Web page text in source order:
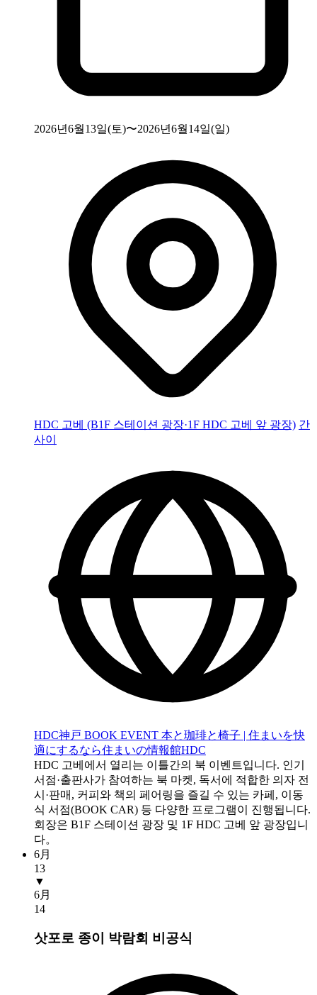
2026년6월13일(토)〜2026년6월14일(일)
HDC 고베 (B1F 스테이션 광장·1F HDC 고베 앞 광장) 간
사이
HDC神戸 BOOK EVENT 本と珈琲と椅子 | 住まいを快
適にするなら住まいの情報館HDC
HDC 고베에서 열리는 이틀간의 북 이벤트입니다. 인기
서점·출판사가 참여하는 북 마켓, 독서에 적합한 의자 전
시·판매, 커피와 책의 페어링을 즐길 수 있는 카페, 이동
식 서점(BOOK CAR) 등 다양한 프로그램이 진행됩니다.
회장은 B1F 스테이션 광장 및 1F HDC 고베 앞 광장입니
다。
6月
13
▼
6月
14
삿포로 종이 박람회 비공식